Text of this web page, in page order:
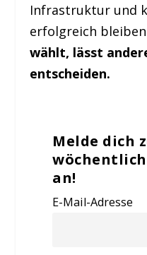
Infrastruktur und
erfolgreich
wählt, lässt
entscheiden.
Melde dich
an!
E-Mail-Adresse